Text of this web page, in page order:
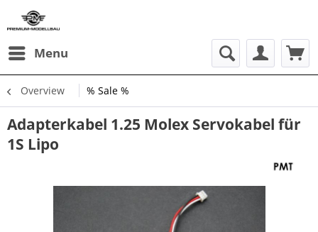
Menu
Overview % Sale %
Adapterkabel 1.25 Molex Servokabel für
1S Lipo